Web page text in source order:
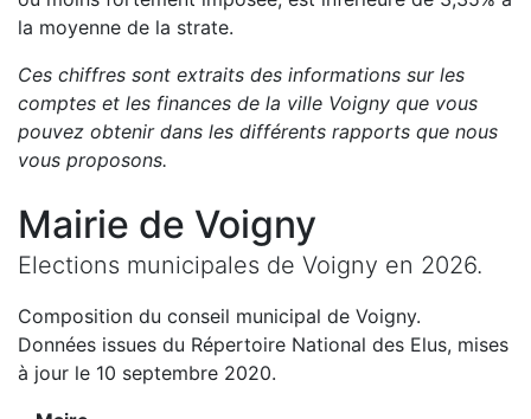
la moyenne de la strate.
Ces chiffres sont extraits des informations sur les
comptes et les finances de la ville Voigny que vous
pouvez obtenir dans les différents rapports que nous
vous proposons.
Mairie de Voigny
Elections municipales de Voigny en 2026.
Composition du conseil municipal de Voigny.
Données issues du Répertoire National des Elus, mises
à jour le 10 septembre 2020.